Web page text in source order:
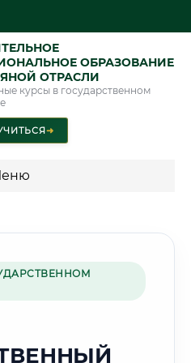
ОБРАЗОВАНИЕ
ОТРАСЛИ
курсы в государственном
➜